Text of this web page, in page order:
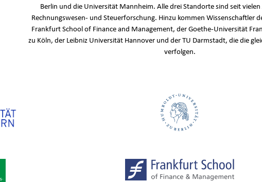
Berlin und die Universität Mannheim. Alle drei Standorte sind seit
Rechnungswesen- und Steuerforschung. Hinzu kommen Wissenschaftler
Frankfurt School of Finance and Management, der Goethe-Universität
zu Köln, der Leibniz Universität Hannover und der TU Darmstadt, die die
verfolgen.